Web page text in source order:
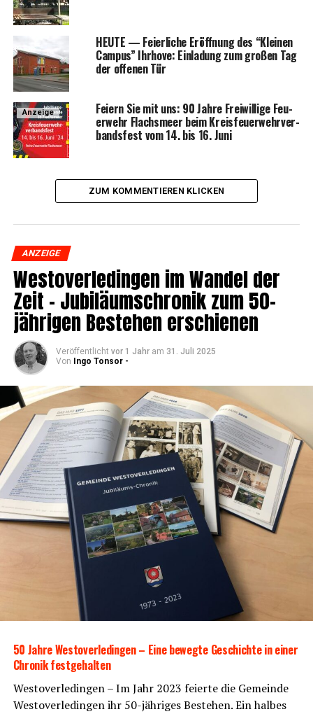
HEUTE — Fei­er­li­che Eröff­nung des “Klei­nen
Cam­pus” Ihr­ho­ve: Ein­la­dung zum gro­ßen Tag
der offe­nen Tür
Anzeige Fei­ern Sie mit uns: 90 Jah­re Frei­wil­li­ge Feu­
er­wehr Flachs­meer beim Kreis­feu­er­wehr­ver­
bands­fest vom 14. bis 16. Juni
ZUM KOMMENTIEREN KLICKEN
ANZEIGE
Wes­t­ov­er­le­din­gen im Wan­del der
Zeit – Jubi­lä­umschro­nik zum 50-
jäh­ri­gen Bestehen erschienen
Veröffentlicht vor 1 Jahr am 31. Juli 2025
Von Ingo Tonsor -
50 Jah­re Wes­t­ov­er­le­din­gen – Eine beweg­te Geschich­te in einer
Chro­nik festgehalten
Wes­t­ov­er­le­din­gen – Im Jahr 2023 fei­er­te die Gemein­de
Wes­t­ov­er­le­din­gen ihr 50-jäh­ri­ges Bestehen. Ein hal­bes